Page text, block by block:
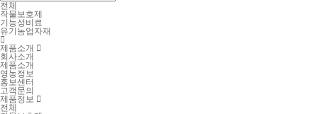
전체
작물보호제
기능성비료
유기농업자재

제품소개 
회사소개
제품소개
영농정보
홍보센터
고객문의
제품정보 
전체